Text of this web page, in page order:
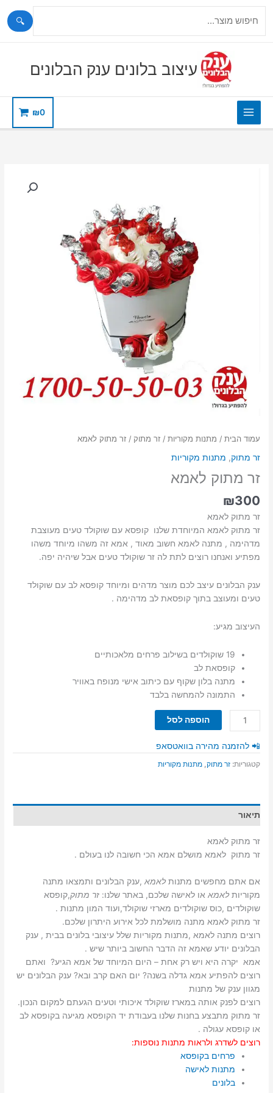
🔍
עיצוב בלונים ענק הבלונים
₪0
עמוד הבית / מתנות מקוריות /זר מתוק / זר מתוק לאמא
זר מתוק, מתנות מקוריות
זר מתוק לאמא
₪300
זר מתוק לאמא
זר מתוק לאמא המיוחדת שלנו קופסא עם שוקולד טעים מעוצבת
מדהימה , מתנה לאמא חשוב מאוד , אמא זה משהו מיוחד משהו
מפתיע ואנחנו רוצים לתת לה זר שוקולד טעים אבל שיהיה יפה.
ענק הבלונים עיצב לכם מוצר מדהים ומיוחד קופסא לב עם שוקולד
טעים ומעוצב בתוך קופסאת לב מדהימה .
העיצוב מגיע:
19 שוקולדים בשילוב פרחים מלאכותיים
קופסאת לב
מתנה בלון שקוף עם כיתוב אישי מנופח באוויר
התמונה להמחשה בלבד
כמות
של
זר
מתוק
לאמא
הוספה לסל
📲 להזמנה מהירה בוואטסאפ
קטגוריות:זר מתוק ,מתנות מקוריות
תיאור
זר מתוק לאמא
זר מתוק לאמא מושלם אמא הכי חשובה לנו בעולם .
אם אתם מחפשים מתנותלאמא ,ענק הבלונים ותמצאו מתנה
מקוריותלאמא או לאישה שלכם, באתר שלנו:זר מתוק,קופסא
שוקולדים ,כוס שוקולדים מארזי שוקולד,ועוד המון מתנות .
זר מתוק לאמא מתנה מושלמת לכל אירוע היתרון שלכם.
רוצים מתנה לאמא ,מתנות מקוריות שלל עיצובי בלונים בבית , ענק
הבלונים יודע שאמא זה הדבר החשוב ביותר שיש .
אמא יקרה היא ויש רק אחת – היום המיוחד של אמא הגיע? ואתם
רוצים להפתיע אמא גדלה בשנה? יום האם קרב ובא? ענק הבלונים יש
מגוון ענק של מתנות
רוצים לפנק אותה במארז שוקולד איכותי וטעים הגעתם למקום הנכון.
זר מתוק מתבצע בחנות שלנו בעבודת יד הקופסא מגיעה בקופסא לב
או קופסא עגולה .
רוצים לשדרג ולראות מתנות נוספות:
פרחים בקופסא
מתנות לאישה
בלונים